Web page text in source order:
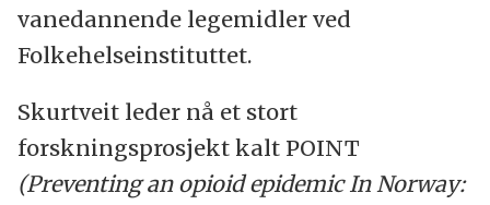
vanedannende legemidler ved
Folkehelseinstituttet.
Skurtveit leder nå et stort
forskningsprosjekt kalt POINT
(Preventing an opioid epidemic In Norway: